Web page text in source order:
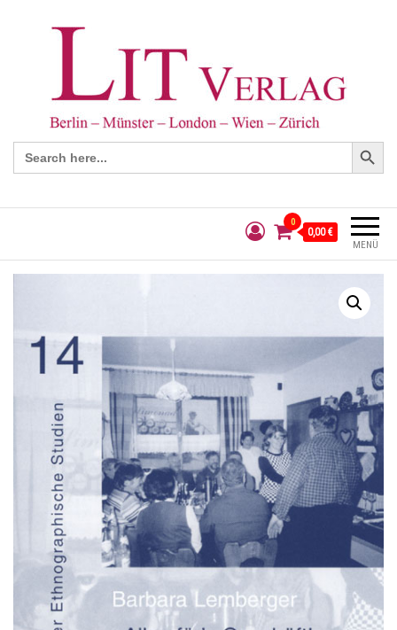
Search
for:
Search Button
MENÜ
0
0,00 €